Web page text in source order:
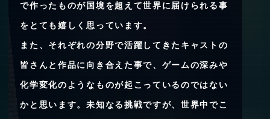
で作ったものが国境を超えて世界に届けられる事
をとても嬉しく思っています。
また、それぞれの分野で活躍してきたキャストの
皆さんと作品に向き合えた事で、ゲームの深みや
化学変化のようなものが起こっているのではない
かと思います。未知なる挑戦ですが、世界中でこ